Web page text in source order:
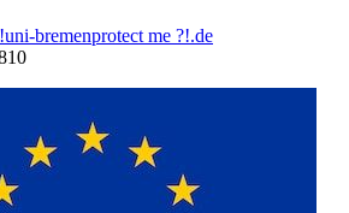
uni-bremenprotect me ?!.de